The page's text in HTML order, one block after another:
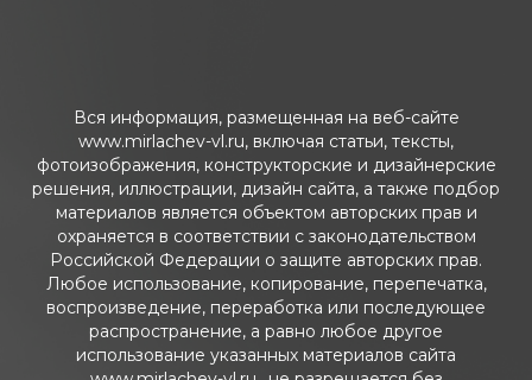
Вся информация, размещенная на веб-сайте
www.mirlachev-vl.ru, включая статьи, тексты,
фотоизображения, конструкторские и дизайнерские
решения, иллюстрации, дизайн сайта, а также подбор
материалов является объектом авторских прав и
охраняется в соответствии с законодательством
Российской Федерации о защите авторских прав.
Любое использование, копирование, перепечатка,
воспроизведение, переработка или последующее
распространение, а равно любое другое
использование указанных материалов сайта